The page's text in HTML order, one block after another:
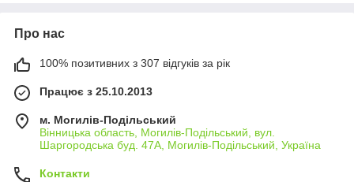
Про нас
100% позитивних з 307 відгуків за рік
Працює з 25.10.2013
м. Могилів-Подільський
Вінницька область, Могилів-Подільський, вул.
Шаргородська буд. 47А, Могилів-Подільський, Україна
Контакти